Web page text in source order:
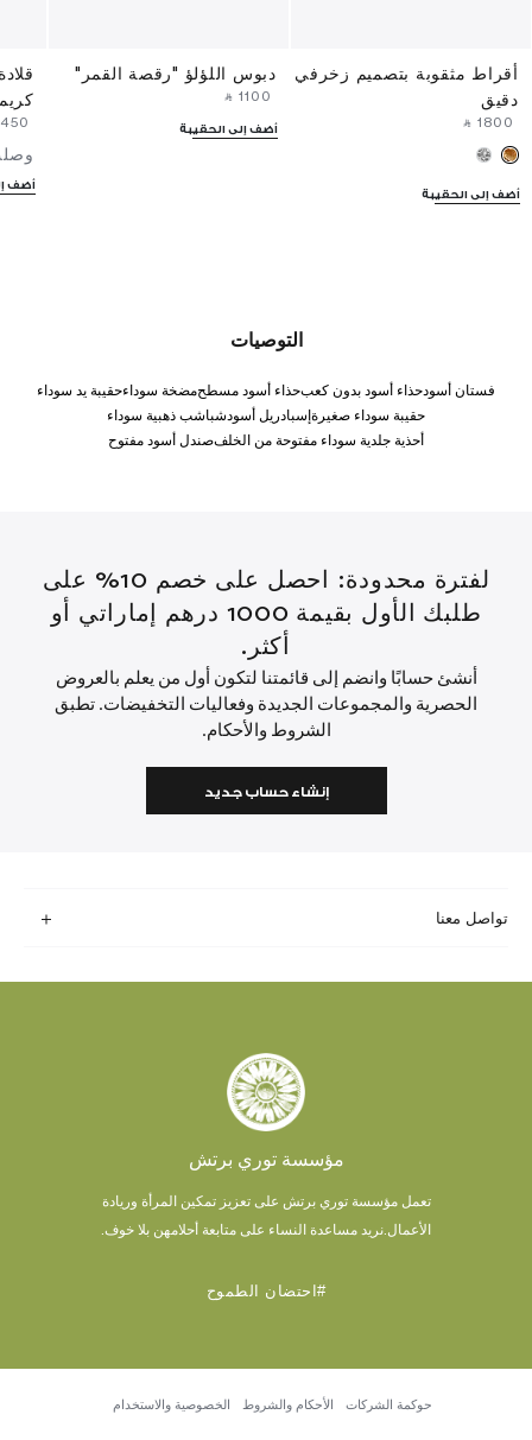
أقراط مثقوبة بتصميم زخرفي
دقيق
‎ ⃁ ⁦1800⁩ ‎
أضف إلى الحقيبة
دبوس اللؤلؤ "رقصة القمر"
‎ ⃁ ⁦1100⁩ ‎
أضف إلى الحقيبة
أضف
التوصيات
فستان أسودحذاء أسود بدون كعبحذاء أسود مسطحمضخة سوداءحقيبة يد سوداء
حقيبة سوداء صغيرة إسبادريل أسودشباشب ذهبية سوداء
أحذية جلدية سوداء مفتوحة من الخلفصندل أسود مفتوح
لفترة محدودة: احصل على خصم 10% على
طلبك الأول بقيمة 1000 درهم إماراتي أو
أكثر.
أنشئ حسابًا وانضم إلى قائمتنا لتكون أول من يعلم بالعروض
الحصرية والمجموعات الجديدة وفعاليات التخفيضات. تطبق
الشروط والأحكام.
إنشاء حساب جديد
تواصل معنا
مؤسسة توري برتش
تعمل مؤسسة توري برتش على تعزيز تمكين المرأة وريادة
الأعمال. نريد مساعدة النساء على متابعة أحلامهن بلا خوف.
#احتضان الطموح
حوكمة الشركات الأحكام والشروط الخصوصية والاستخدام